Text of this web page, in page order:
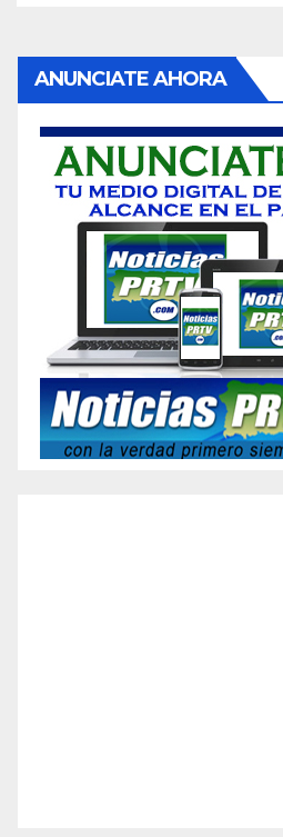
ANUNCIATE AHORA